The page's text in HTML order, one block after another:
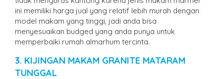
ini memiliki harga jual yang relatif lebih murah dengan
model makam yang tinggi, jadi anda bisa
menyesuaikan budged yang anda punya untuk
memperbaiki rumah almarhum tercinta.
3. KIJINGAN MAKAM GRANITE MATARAM
TUNGGAL